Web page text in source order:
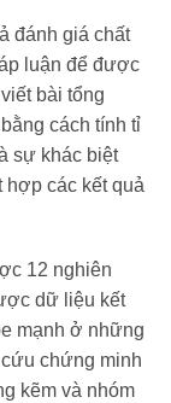
đánh giá chất
luận để được
bài tổng
cách tính tỉ
sự khác biệt
hợp các kết quả
12 nghiên
dữ liệu kết
mạnh ở những
chứng minh
kẽm và nhóm